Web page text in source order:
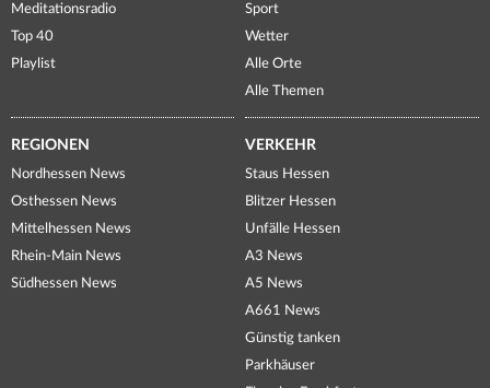
Meditationsradio
Top 40
Playlist
Sport
Wetter
Alle Orte
Alle Themen
REGIONEN
Nordhessen News
Osthessen News
Mittelhessen News
Rhein-Main News
Südhessen News
VERKEHR
Staus Hessen
Blitzer Hessen
Unfälle Hessen
A3 News
A5 News
A661 News
Günstig tanken
Parkhäuser